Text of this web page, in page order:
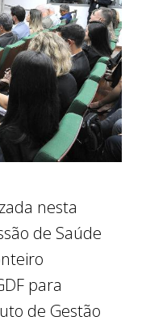
nesta
de Saúde
para
de Gestão